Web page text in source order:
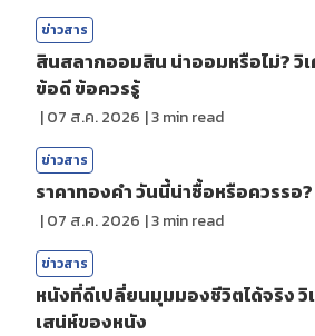
ข่าวสาร
สินสลากออมสิน น่าออมหรือไม่? วิเ
ข้อดี ข้อควรรู้
|07 ส.ค. 2026 |3min read
ข่าวสาร
ราคาทองคํา วันนี้น่าซื้อหรือควรรอ?
|07 ส.ค. 2026 |3min read
ข่าวสาร
หนังที่ดีเปลี่ยนมุมมองชีวิตได้จริง วิ
เสน่ห์ของหนัง